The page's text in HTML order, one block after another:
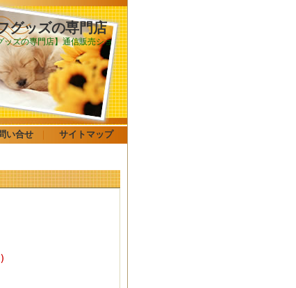
ッズの専門店
ズの専門店】通信販売ショ
い合せ サイトマップ